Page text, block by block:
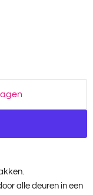
alle deuren in een